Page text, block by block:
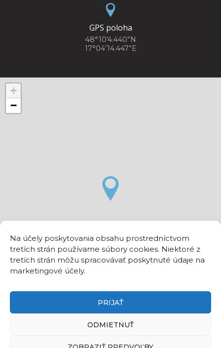
Na účely poskytovania obsahu prostredníctvom
tretích strán používame súbory cookies. Niektoré z
tretích strán môžu spracovávať poskytnuté údaje na
marketingové účely.
PRIJAŤ
ODMIETNUŤ
GPS poloha
48°10’4.440”N
17°04’14.447”E
+
−